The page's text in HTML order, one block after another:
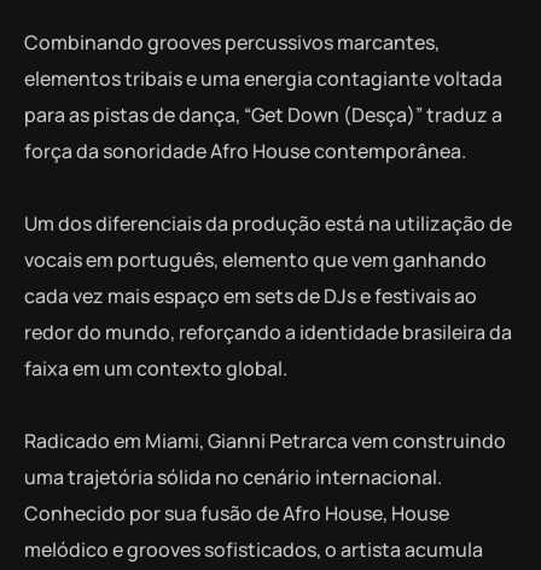
Combinando grooves percussivos marcantes,
elementos tribais e uma energia contagiante voltada
para as pistas de dança, “Get Down (Desça)” traduz a
força da sonoridade Afro House contemporânea.
Um dos diferenciais da produção está na utilização de
vocais em português, elemento que vem ganhando
cada vez mais espaço em sets de DJs e festivais ao
redor do mundo, reforçando a identidade brasileira da
faixa em um contexto global.
Radicado em Miami, Gianni Petrarca vem construindo
uma trajetória sólida no cenário internacional.
Conhecido por sua fusão de Afro House, House
melódico e grooves sofisticados, o artista acumula